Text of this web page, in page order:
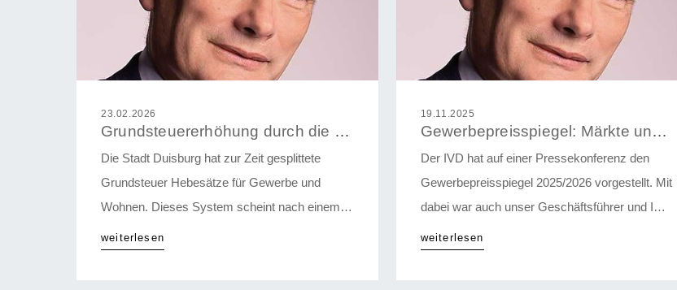
23.02.2026
Grundsteuererhöhung durch die Hintertür
Die Stadt Duisburg hat zur Zeit gesplittete
Grundsteuer Hebesätze für Gewerbe und
Wohnen. Dieses System scheint nach einem
aktuellen Urteil nicht gerichtsfest. Es ist daher
weiterlesen
19.11.2025
Gewerbepreisspiegel: Märkte und Tendenzen aus 420 Städten
Der IVD hat auf einer Pressekonferenz den
Gewerbepreisspiegel 2025/2026 vorgestellt. Mit
dabei war auch unser Geschäftsführer und IVD
Vizepräsident Axel Quester. Seine
weiterlesen